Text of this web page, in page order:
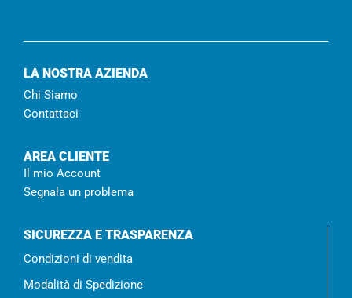
LA NOSTRA AZIENDA
Chi Siamo
Contattaci
AREA CLIENTE
Il mio Account
Segnala un problema
SICUREZZA E TRASPARENZA
Condizioni di vendita
Modalità di Spedizione